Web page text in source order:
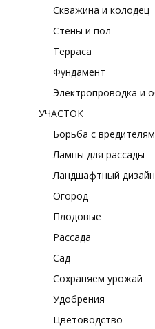
Скважина и колодец
Стены и пол
Терраса
Фундамент
Электропроводка и
УЧАСТОК
Борьба с
Лампы для рассады
Ландшафтный дизайн
Огород
Плодовые
Рассада
Сад
Сохраняем урожай
Удобрения
Цветоводство